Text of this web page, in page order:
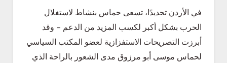
في الأردن تحديدًا، تسعى حماس بنشاط لاستغلال
الحرب بشكل أكبر لكسب المزيد من الدعم – وقد
أبرزت التصريحات الاستفزازية لعضو المكتب السياسي
لحماس موسى أبو مرزوق مدى الشعور بالراحة الذي